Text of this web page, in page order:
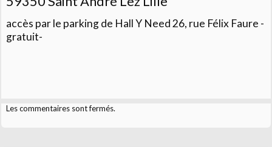
accès par le parking de Hall Y Need 26, rue Félix Faure -
gratuit-
Les commentaires sont fermés.